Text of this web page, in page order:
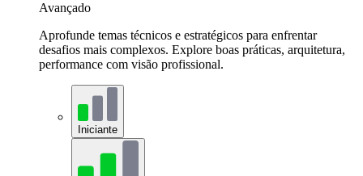
Avançado
Aprofunde temas técnicos e estratégicos para enfrentar
desafios mais complexos. Explore boas práticas, arquitetura,
performance com visão profissional.
Iniciante